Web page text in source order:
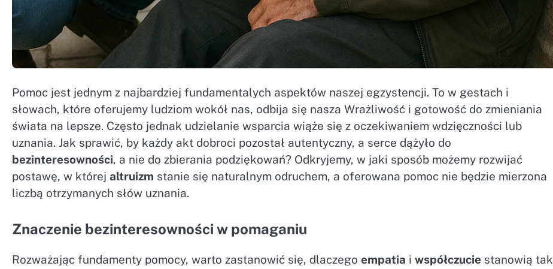
Pomoc jest jednym z najbardziej fundamentalych aspektów naszej egzystencji. To w gestach i
słowach, które oferujemy ludziom wokół nas, odbija się nasza Wrażliwość i gotowość do zmieniania
świata na lepsze. Często jednak udzielanie wsparcia wiąże się z oczekiwaniem wdzięczności lub
uznania. Jak sprawić, by każdy akt dobroci pozostał autentyczny, a serce dążyło do
bezinteresowności, a nie do zbierania podziękowań? Odkryjemy, w jaki sposób możemy rozwijać
postawę, w której altruizm stanie się naturalnym odruchem, a oferowana pomoc nie będzie mierzona
liczbą otrzymanych słów uznania.
Znaczenie bezinteresowności w pomaganiu
Rozważając fundamenty pomocy, warto zastanowić się, dlaczego empatia i współczucie stanowią tak